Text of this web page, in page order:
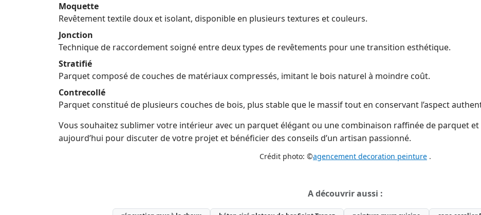
Moquette
Revêtement textile doux et isolant, disponible en plusieurs textures et couleurs.
Jonction
Technique de raccordement soigné entre deux types de revêtements pour une transition esthétique.
Stratifié
Parquet composé de couches de matériaux compressés, imitant le bois naturel à moindre coût.
Contrecollé
Parquet constitué de plusieurs couches de bois, plus stable que le massif tout en conservant l’aspect
Vous souhaitez sublimer votre intérieur avec un parquet élégant ou une combinaison raffinée de parquet
aujourd’hui pour discuter de votre projet et bénéficier des conseils d’un artisan passionné.
Crédit photo: ©agencement decoration peinture .
A découvrir aussi :